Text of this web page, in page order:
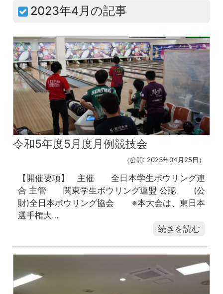
2023年4月の記事
令和5年度5月度月例競技会
（公開: 2023年04月25日）
【開催要項】 主催 全日本学生ボウリング連
合 主管 関東学生ボウリング連盟 公認 (公
財)全日本ボウリング協会 ※本大会は、東日本
選手権大…
続きを読む